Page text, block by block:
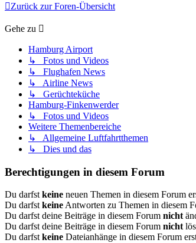
Zurück zur Foren-Übersicht
Gehe zu
Hamburg Airport
↳ Fotos und Videos
↳ Flughafen News
↳ Airline News
↳ Gerüchteküche
Hamburg-Finkenwerder
↳ Fotos und Videos
Weitere Themenbereiche
↳ Allgemeine Luftfahrtthemen
↳ Dies und das
Berechtigungen in diesem Forum
Du darfst keine neuen Themen in diesem Forum
Du darfst keine Antworten zu Themen in diesem
Du darfst deine Beiträge in diesem Forum nicht
Du darfst deine Beiträge in diesem Forum nicht
Du darfst keine Dateianhänge in diesem Forum